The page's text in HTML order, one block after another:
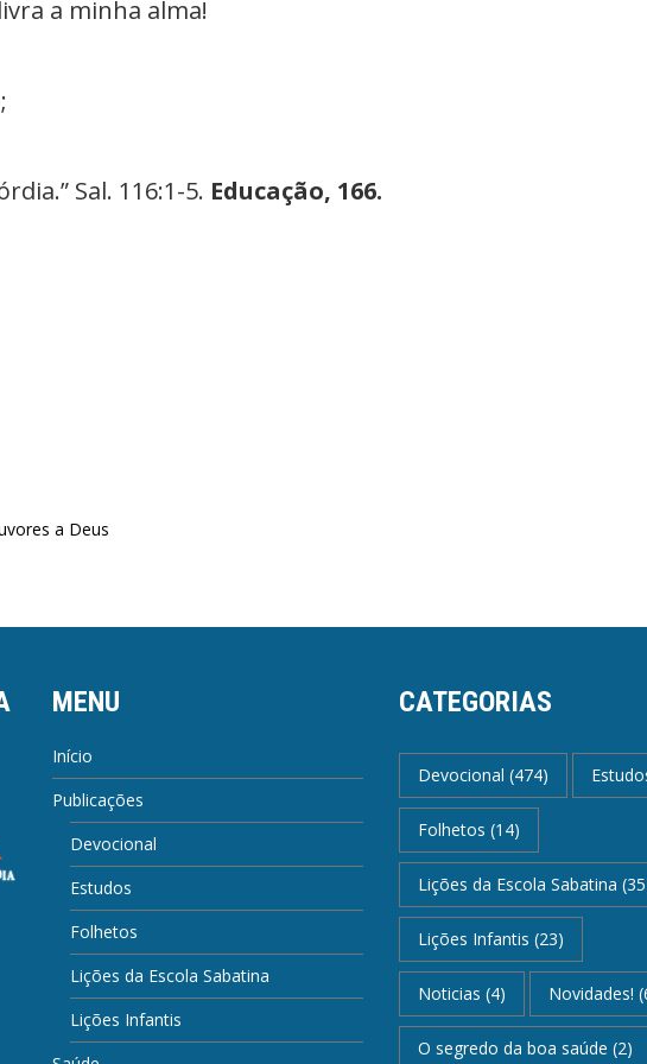
a minha alma!
Sal. 116:1-5. Educação, 166.
a Deus
MENU
Início
Publicações
Devocional
Estudos
Folhetos
Lições da Escola Sabatina
Lições Infantis
CATEGORIAS
Devocional (474)
Folhetos (14)
Lições da Escola Sabatina
Lições Infantis (23)
Noticias (4) Novidades!
O segredo da boa saúde (2)